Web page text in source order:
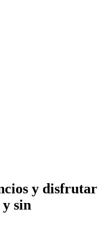
y disfrutar
sin